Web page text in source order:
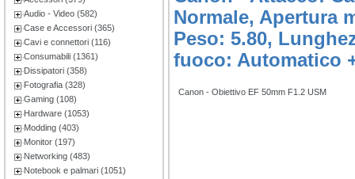
Audio - Video (582)
Case e Accessori (365)
Cavi e connettori (116)
Consumabili (1361)
Dissipatori (358)
Fotografia (328)
Gaming (108)
Hardware (1053)
Modding (403)
Monitor (197)
Networking (483)
Notebook e palmari (1051)
Normale, Apertura
Peso: 5.80,
fuoco: Automatico
Canon - Obiettivo EF 50mm F1.2 USM